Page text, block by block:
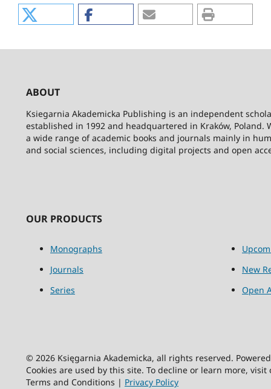
ABOUT
Ksiegarnia Akademicka Publishing is an independent
established in 1992 and headquartered in Kraków, Poland.
a wide range of academic books and journals mainly in
and social sciences, including digital projects and open
OUR PRODUCTS
Monographs
Journals
Series
New
Open
© 2026 Księgarnia Akademicka, all rights reserved.
Cookies are used by this site. To decline or learn more,
Terms and Conditions | Privacy Policy